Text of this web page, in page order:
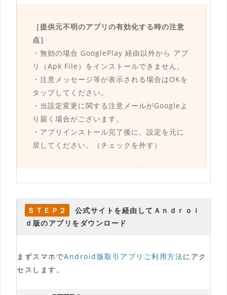
［提供元不明のアプリの有効化する時の注意
点］
・無効の場合 GooglePlay 経由以外から アプ
リ（Apk File）をインストールできません。
・注意メッセージ等が表示される場合はOKを
タップしてください。
・当設定変更に関する注意メールがGoogleよ
り届く場合がございます。
・アプリインストール完了後に、設定を元に
戻してください。（チェックを外す）
ＳＴＥＰ２
公式サイトを経由してＡｎｄｒｏｉ
ｄ版のアプリをダウンロード
まずスマホでAndroid版取引アプリご利用方法にアク
セスします。